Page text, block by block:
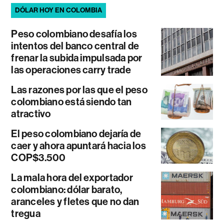
DÓLAR HOY EN COLOMBIA
Peso colombiano desafía los
intentos del banco central de
frenar la subida impulsada por
las operaciones carry trade
Las razones por las que el peso
colombiano está siendo tan
atractivo
El peso colombiano dejaría de
caer y ahora apuntará hacia los
COP$3.500
La mala hora del exportador
colombiano: dólar barato,
aranceles y fletes que no dan
tregua